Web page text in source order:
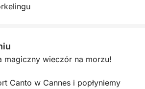
magiczny wieczór na morzu!
Canto w Cannes i popłyniemy